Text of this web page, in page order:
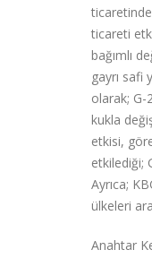
ticareti
bağımlı
gayrı safi
olarak; G-
kukla
etkisi,
etkilediği;
Ayrıca;
ülkeleri
Anahtar